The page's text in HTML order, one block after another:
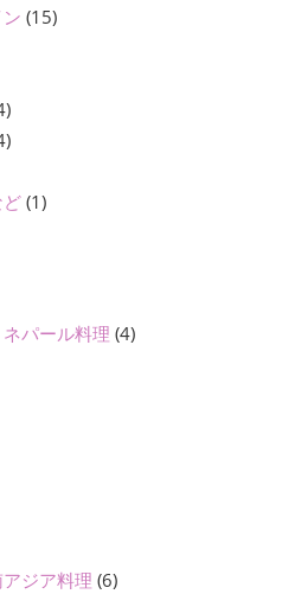
(15)
(1)
パール料理 (4)
ジア料理 (6)